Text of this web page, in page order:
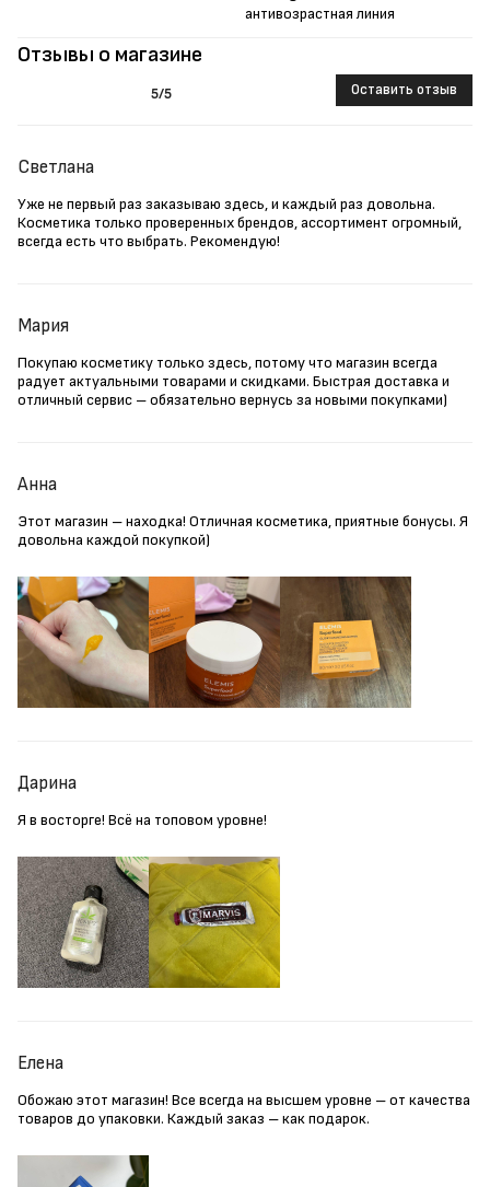
Отзывы о магазине
5/5 Оставить отзыв
Светлана
Уже не первый раз заказываю здесь, и каждый раз довольна.
Косметика только проверенных брендов, ассортимент огромный,
всегда есть что выбрать. Рекомендую!
Мария
Покупаю косметику только здесь, потому что магазин всегда
радует актуальными товарами и скидками. Быстрая доставка и
отличный сервис – обязательно вернусь за новыми покупками)
Анна
Этот магазин – находка! Отличная косметика, приятные бонусы. Я
довольна каждой покупкой)
Дарина
Я в восторге! Всё на топовом уровне!
Елена
Обожаю этот магазин! Все всегда на высшем уровне – от качества
товаров до упаковки. Каждый заказ – как подарок.
антивозрастная линия